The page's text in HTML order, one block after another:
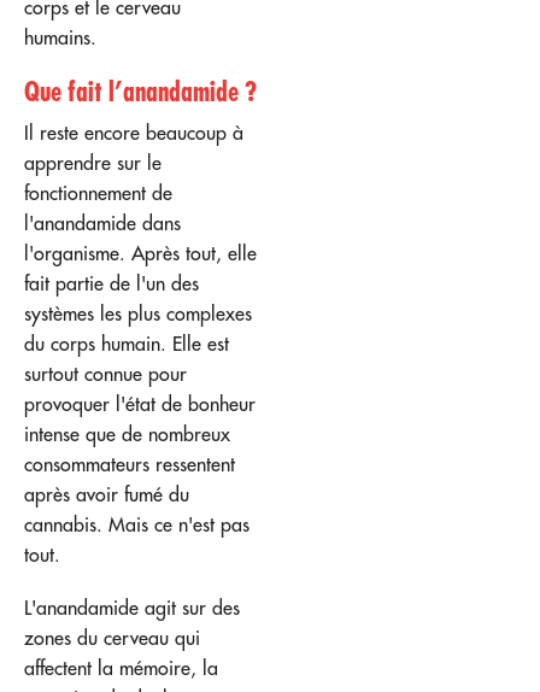
corps et le cerveau
humains.
Que fait l’anandamide ?
Il reste encore beaucoup à
apprendre sur le
fonctionnement de
l'anandamide dans
l'organisme. Après tout, elle
fait partie de l'un des
systèmes les plus complexes
du corps humain. Elle est
surtout connue pour
provoquer l'état de bonheur
intense que de nombreux
consommateurs ressentent
après avoir fumé du
cannabis. Mais ce n'est pas
tout.
L'anandamide agit sur des
zones du cerveau qui
affectent la mémoire, la